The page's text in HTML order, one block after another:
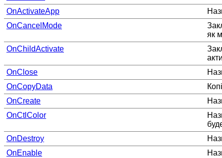
OnActivateApp
OnCancelMode
як
OnChildActivate
OnClose
OnCopyData
OnCreate
OnCtlColor
OnDestroy
OnEnable